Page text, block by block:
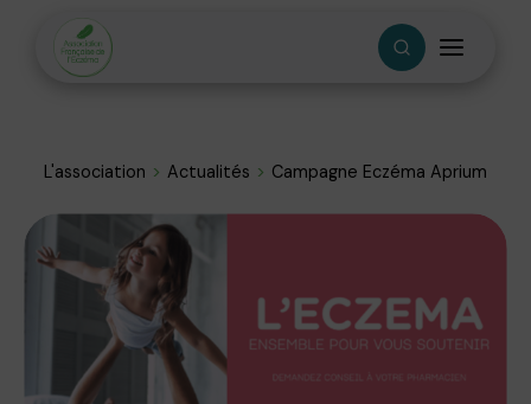
L'association Actualités Campagne Eczéma Aprium